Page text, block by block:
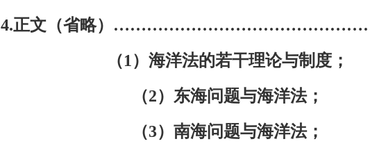
4.正文（省略）
（1）海洋法的若干理论与制度；
（2）东海问题与海洋法；
（3）南海问题与海洋法；